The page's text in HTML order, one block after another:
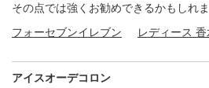
その点では強くお勧めできるかもしれま
フォーセブンイレブン
アイスオーデコロン